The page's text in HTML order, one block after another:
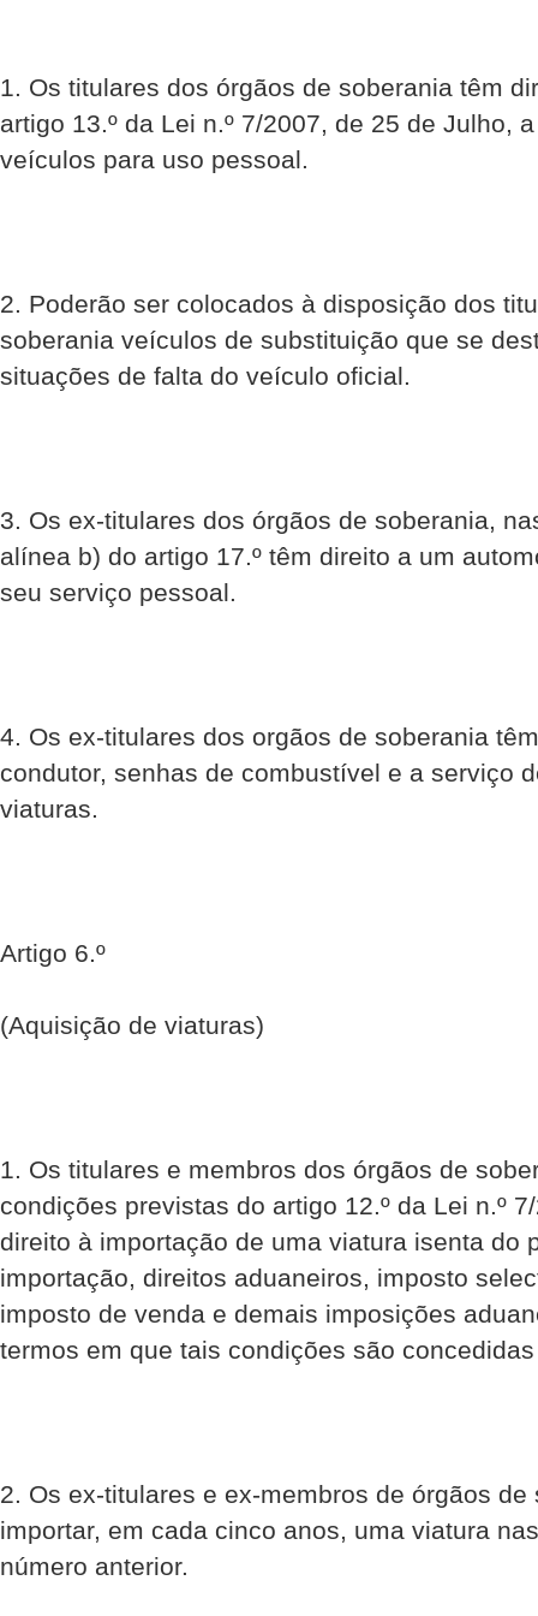
1. Os titulares dos órgãos de soberania têm
artigo 13.º da Lei n.º 7/2007, de 25 de Julho,
veículos para uso pessoal.
2. Poderão ser colocados à disposição dos
soberania veículos de substituição que se
situações de falta do veículo oficial.
3. Os ex-titulares dos órgãos de soberania,
alínea b) do artigo 17.º têm direito a um
seu serviço pessoal.
4. Os ex-titulares dos orgãos de soberania
condutor, senhas de combustível e a serviço
viaturas.
Artigo 6.º
(Aquisição de viaturas)
1. Os titulares e membros dos órgãos de
condições previstas do artigo 12.º da Lei n.º
direito à importação de uma viatura isenta do
importação, direitos aduaneiros, imposto
imposto de venda e demais imposições
termos em que tais condições são
2. Os ex-titulares e ex-membros de órgãos
importar, em cada cinco anos, uma viatura
número anterior.